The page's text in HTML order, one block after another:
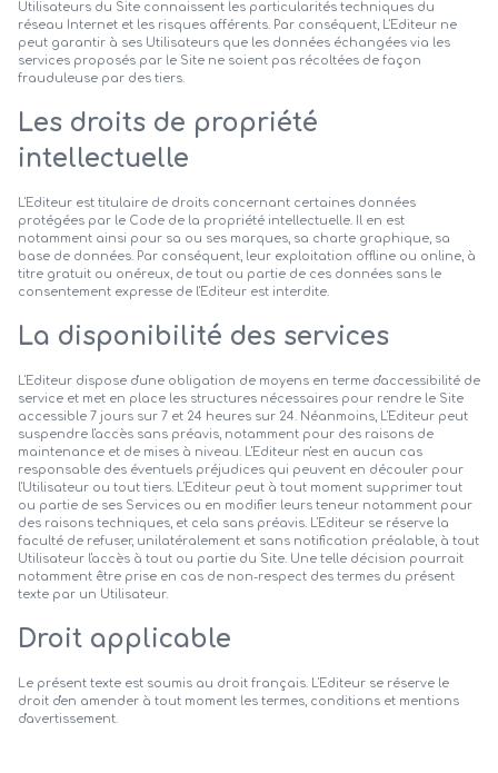
Utilisateurs du Site connaissent les particularités techniques du
réseau Internet et les risques afférents. Par conséquent, L'Editeur ne
peut garantir à ses Utilisateurs que les données échangées via les
services proposés par le Site ne soient pas récoltées de façon
frauduleuse par des tiers.
Les droits de propriété
intellectuelle
L'Editeur est titulaire de droits concernant certaines données
protégées par le Code de la propriété intellectuelle. Il en est
notamment ainsi pour sa ou ses marques, sa charte graphique, sa
base de données. Par conséquent, leur exploitation offline ou online, à
titre gratuit ou onéreux, de tout ou partie de ces données sans le
consentement expresse de l'Editeur est interdite.
La disponibilité des services
L'Editeur dispose d'une obligation de moyens en terme d'accessibilité de
service et met en place les structures nécessaires pour rendre le Site
accessible 7 jours sur 7 et 24 heures sur 24. Néanmoins, L'Editeur peut
suspendre l'accès sans préavis, notamment pour des raisons de
maintenance et de mises à niveau. L'Editeur n'est en aucun cas
responsable des éventuels préjudices qui peuvent en découler pour
l'Utilisateur ou tout tiers. L'Editeur peut à tout moment supprimer tout
ou partie de ses Services ou en modifier leurs teneur notamment pour
des raisons techniques, et cela sans préavis. L'Editeur se réserve la
faculté de refuser, unilatéralement et sans notification préalable, à tout
Utilisateur l'accès à tout ou partie du Site. Une telle décision pourrait
notamment être prise en cas de non-respect des termes du présent
texte par un Utilisateur.
Droit applicable
Le présent texte est soumis au droit français. L'Editeur se réserve le
droit d'en amender à tout moment les termes, conditions et mentions
d'avertissement.